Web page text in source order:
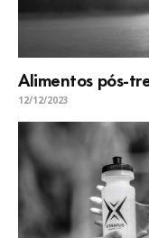
Alimentos pós-
12/12/2023